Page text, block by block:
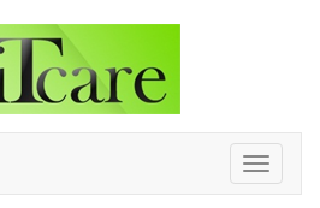
Toggle